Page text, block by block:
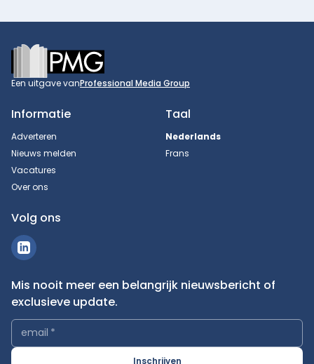
Footer
Een uitgave vanProfessional Media Group
Informatie
Adverteren
Nieuws melden
Vacatures
Over ons
Taal
Nederlands
Frans
Volg ons
Mis nooit meer een belangrijk nieuwsbericht of
exclusieve update.
email *
Inschrijven